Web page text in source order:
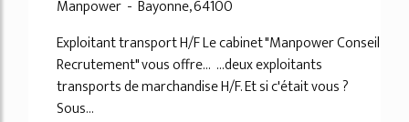
Manpower - Bayonne, 64100
Exploitant transport H/F Le cabinet "Manpower Conseil
Recrutement" vous offre... ...deux exploitants
transports de marchandise H/F. Et si c'était vous ?
Sous...